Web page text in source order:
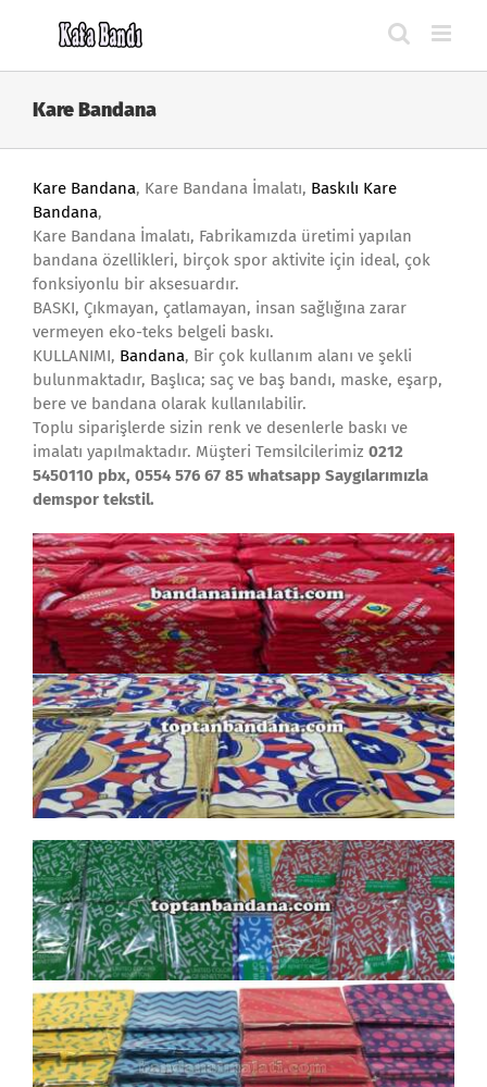
Kare Bandana
Kare Bandana, Kare Bandana İmalatı, Baskılı Kare
Bandana,
Kare Bandana İmalatı, Fabrikamızda üretimi yapılan
bandana özellikleri, birçok spor aktivite için ideal, çok
fonksiyonlu bir aksesuardır.
BASKI, Çıkmayan, çatlamayan, insan sağlığına zarar
vermeyen eko-teks belgeli baskı.
KULLANIMI, Bandana, Bir çok kullanım alanı ve şekli
bulunmaktadır, Başlıca; saç ve baş bandı, maske, eşarp,
bere ve bandana olarak kullanılabilir.
Toplu siparişlerde sizin renk ve desenlerle baskı ve
imalatı yapılmaktadır. Müşteri Temsilcilerimiz 0212
5450110 pbx, 0554 576 67 85 whatsapp Saygılarımızla
demspor tekstil.